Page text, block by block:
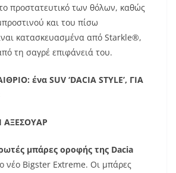
προστατευτικό των θόλων, καθώς
και του πίσω
κατασκευασμένα από Starkle®,
τη σαγρέ επιφάνειά του.
ένα SUV ‘DACIA STYLE’, ΓΙΑ
ΑΞΕΣΟΥΑΡ
μπάρες οροφής της Dacia
νέο Bigster Extreme. Οι μπάρες